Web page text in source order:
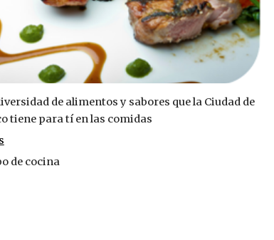
de alimentos y sabores que la Ciudad de
tiene para tí en las comidas
de cocina